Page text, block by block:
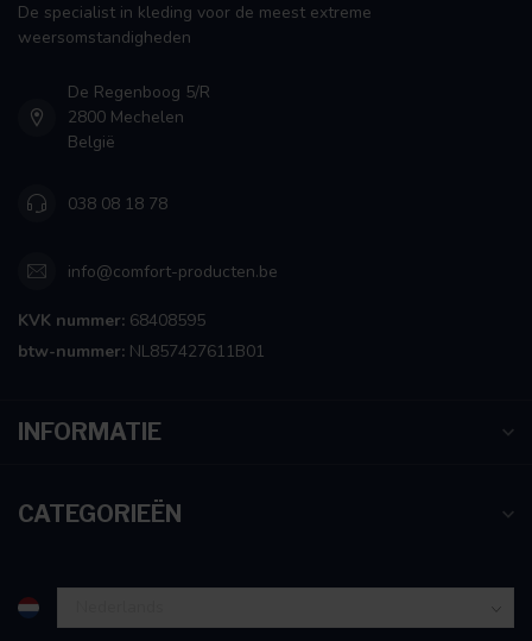
De specialist in kleding voor de meest extreme
weersomstandigheden
De Regenboog 5/R
2800 Mechelen
België
038 08 18 78
info@comfort-producten.be
KVK nummer: 68408595
btw-nummer: NL857427611B01
INFORMATIE
CATEGORIEËN